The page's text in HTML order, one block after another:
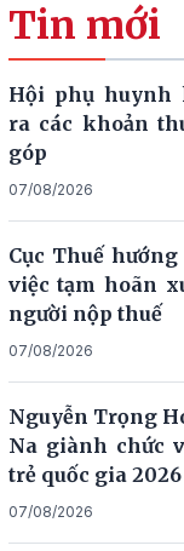
Tin mới
Hội phụ huynh
ra các khoản
góp
07/08/2026
Cục Thuế
việc tạm hoãn
người nộp thuế
07/08/2026
Nguyễn Trọng
Na giành chức
trẻ quốc gia 2026
07/08/2026